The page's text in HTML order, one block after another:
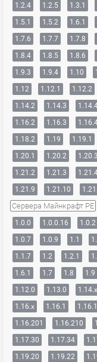
1.2.4
1.2.5 1.3.1
1.5.1
1.5.2 1.6.1
1.7.6
1.7.7 1.7.8
1.8.4
1.8.5 1.8.6
1.9.3
1.9.4 1.10
1.12
1.12.1 1.12.2
1.14.2
1.14.3
1.16.2
1.16.3
1.18.2
1.19 1.19.1
1.20.1
1.20.2 1.20.3
1.21.2
1.21.3
1.21.9
1.21.10
Сервера Майнкрафт PE
1.0.0
1.0.0.16 1.0.2
1.0.7
1.0.9 1.1
1.1.7
1.2 1.2.1
1.6.1
1.7 1.8 1.9
1.12.0
1.13.0 1.14.x
1.16.x
1.16.1
1.16.201
1.16.210
1.17.30
1.17.34
1.19.20
1.19.22